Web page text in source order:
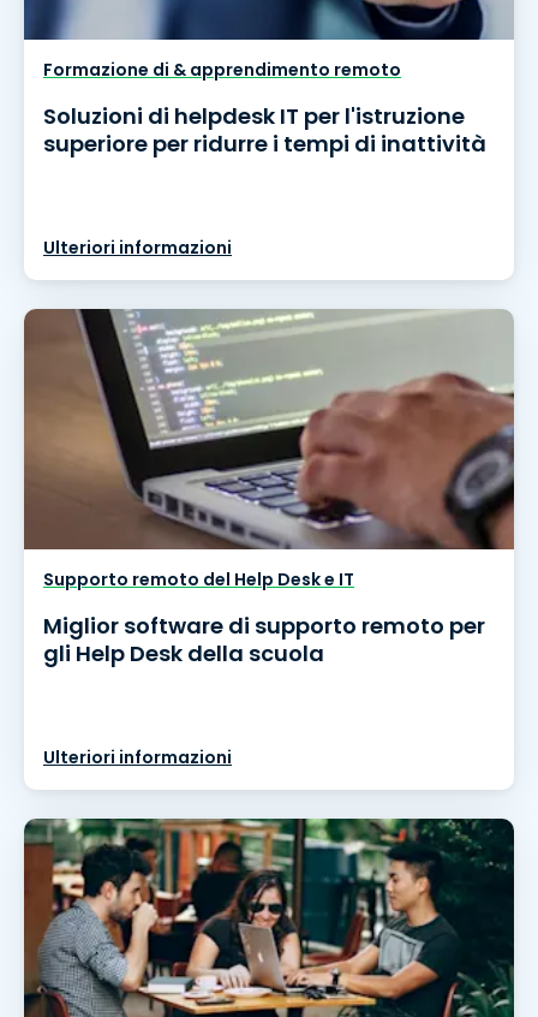
Formazione di & apprendimento remoto
Soluzioni di helpdesk IT per l'istruzione
superiore per ridurre i tempi di inattività
Ulteriori informazioni
Supporto remoto del Help Desk e IT
Miglior software di supporto remoto per
gli Help Desk della scuola
Ulteriori informazioni